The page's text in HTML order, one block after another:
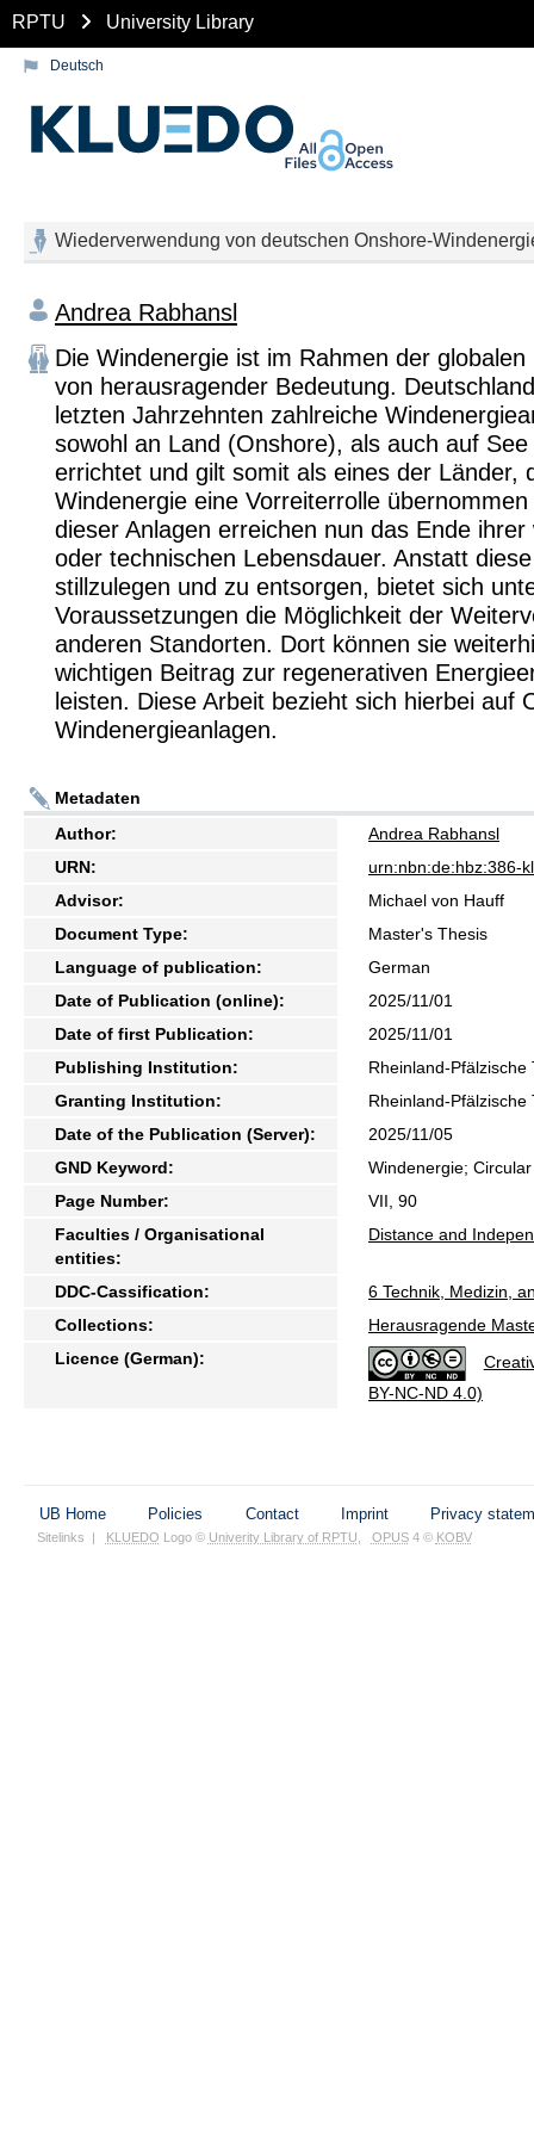
RPTU University Library
Deutsch
Wiederverwendung von deutschen Onshore-
Andrea Rabhansl
Die Windenergie ist im Rahmen der globalen
von herausragender Bedeutung.
letzten Jahrzehnten zahlreiche
sowohl an Land (Onshore), als auch auf
errichtet und gilt somit als eines der Länder,
Windenergie eine Vorreiterrolle
dieser Anlagen erreichen nun das Ende
oder technischen Lebensdauer. Anstatt
stillzulegen und zu entsorgen, bietet sich
Voraussetzungen die Möglichkeit der
anderen Standorten. Dort können sie
wichtigen Beitrag zur regenerativen
leisten. Diese Arbeit bezieht sich hierbei auf
Windenergieanlagen.
Metadaten
Author:
Andrea Rabhansl
URN:
urn:nbn:de:hbz:386-
Advisor:
Michael von Hauff
Document Type:
Master's Thesis
Language of publication:
German
Date of Publication (online):
2025/11/01
Date of first Publication:
2025/11/01
Publishing Institution:
Rheinland-
Granting Institution:
Rheinland-
Date of the Publication (Server):
2025/11/05
GND Keyword:
Windenergie;
Page Number:
VII, 90
Faculties / Organisational
entities:
Distance and
DDC-Cassification:
6 Technik, Medizin,
Collections:
Herausragende
Licence (German):
BY-NC-ND 4.0)
UB Home Policies Contact Imprint Privacy
Sitelinks | KLUEDO Logo © Univerity Library of RPTU OPUS4 © KOBV